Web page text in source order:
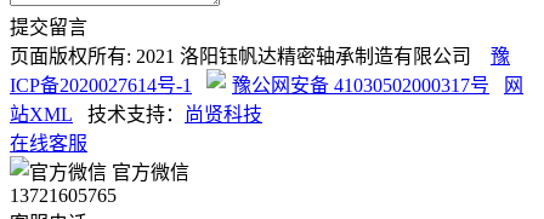
提交留言
页面版权所有: 2021 洛阳钰帆达精密轴承制造有限公司
豫
ICP备2020027614号-1
豫公网安备 41030502000317号
网
站XML 技术支持：
尚贤科技
在线客服
官方微信
13721605765